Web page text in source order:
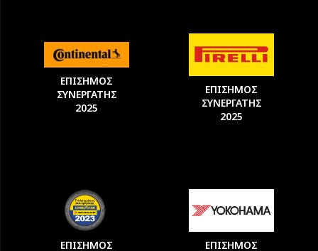
ΕΠΙΣΗΜΟΣ
ΣΥΝΕΡΓΑΤΗΣ
2025
ΕΠΙΣΗΜΟΣ
ΣΥΝΕΡΓΑΤΗΣ
2025
ΕΠΙΣΗΜΟΣ
ΕΠΙΣΗΜΟΣ